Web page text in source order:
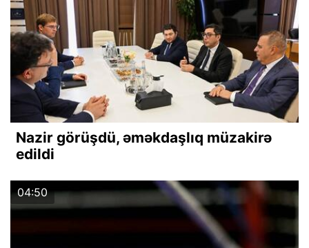
Nazir görüşdü, əməkdaşlıq müzakirə
edildi
04:50